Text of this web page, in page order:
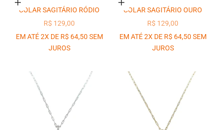
Adicionar ao carrinho
COLAR SAGITÁRIO RÓDIO
PREÇO PROMOCIONAL
R$ 129,00
EM ATÉ 2X DE R$ 64,50 SEM
JUROS
Adicionar ao carrinho
COLAR SAGITÁRIO OURO
PREÇO PROMOCIONAL
R$ 129,00
EM ATÉ 2X DE R$ 64,50 SEM
JUROS